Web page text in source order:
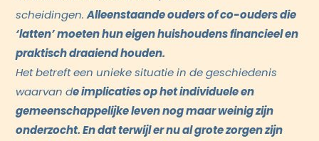
scheidingen.Alleenstaande ouders of co-ouders die
‘latten’ moeten hun eigen huishoudens financieel en
praktisch draaiend houden.
Het betreft een unieke situatie in de geschiedenis
waarvan de implicaties op het individuele en
gemeenschappelijke leven nog maar weinig zijn
onderzocht. En dat terwijl er nu al grote zorgen zijn